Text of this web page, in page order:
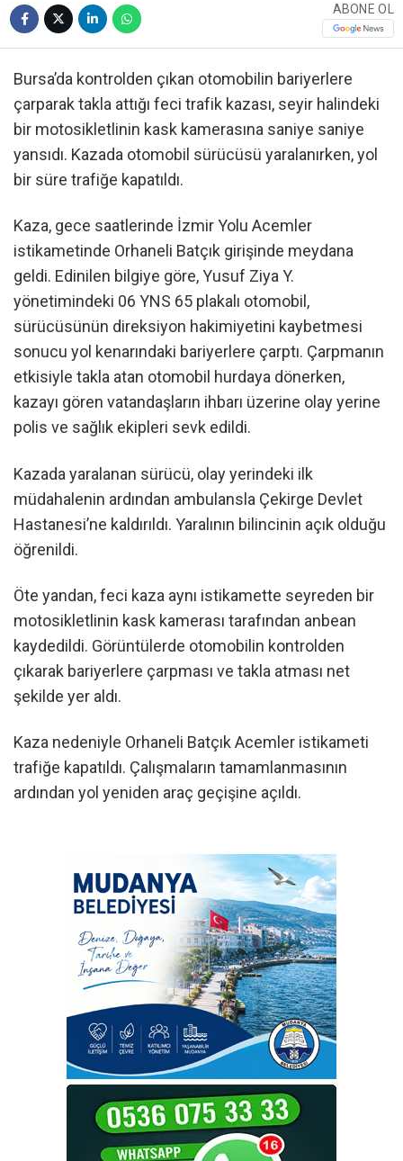
ABONE OL
Bursa’da kontrolden çıkan otomobilin bariyerlere
çarparak takla attığı feci trafik kazası, seyir halindeki
bir motosikletlinin kask kamerasına saniye saniye
yansıdı. Kazada otomobil sürücüsü yaralanırken, yol
bir süre trafiğe kapatıldı.
Kaza, gece saatlerinde İzmir Yolu Acemler
istikametinde Orhaneli Batçık girişinde meydana
geldi. Edinilen bilgiye göre, Yusuf Ziya Y.
yönetimindeki 06 YNS 65 plakalı otomobil,
sürücüsünün direksiyon hakimiyetini kaybetmesi
sonucu yol kenarındaki bariyerlere çarptı. Çarpmanın
etkisiyle takla atan otomobil hurdaya dönerken,
kazayı gören vatandaşların ihbarı üzerine olay yerine
polis ve sağlık ekipleri sevk edildi.
Kazada yaralanan sürücü, olay yerindeki ilk
müdahalenin ardından ambulansla Çekirge Devlet
Hastanesi’ne kaldırıldı. Yaralının bilincinin açık olduğu
öğrenildi.
Öte yandan, feci kaza aynı istikamette seyreden bir
motosikletlinin kask kamerası tarafından anbean
kaydedildi. Görüntülerde otomobilin kontrolden
çıkarak bariyerlere çarpması ve takla atması net
şekilde yer aldı.
Kaza nedeniyle Orhaneli Batçık Acemler istikameti
trafiğe kapatıldı. Çalışmaların tamamlanmasının
ardından yol yeniden araç geçişine açıldı.